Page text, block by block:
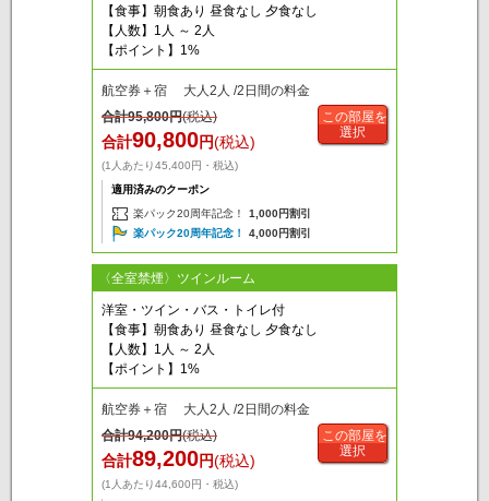
【食事】朝食あり 昼食なし 夕食なし
【人数】1人 ～ 2人
【ポイント】1%
航空券＋宿 大人2人 /2日間の料金
合計95,800円(税込)
合計90,800円(税込)
(1人あたり45,400円・税込)
適用済みのクーポン
楽パック20周年記念！
1,000円割引
楽パック20周年記念！
4,000円割引
この部屋を
選択
〈全室禁煙〉ツインルーム
洋室・ツイン・バス・トイレ付
【食事】朝食あり 昼食なし 夕食なし
【人数】1人 ～ 2人
【ポイント】1%
航空券＋宿 大人2人 /2日間の料金
合計94,200円(税込)
合計89,200円(税込)
(1人あたり44,600円・税込)
この部屋を
選択